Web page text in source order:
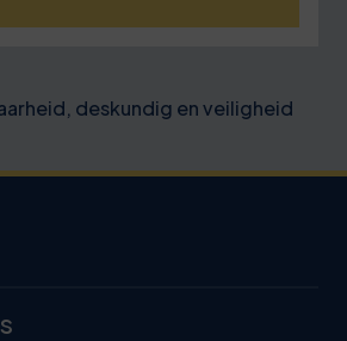
deskundig en veiligheid